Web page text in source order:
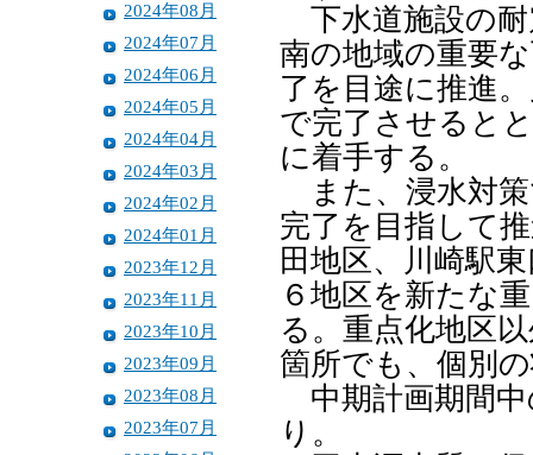
2024年08月
2024年07月
2024年06月
2024年05月
2024年04月
2024年03月
2024年02月
2024年01月
2023年12月
2023年11月
2023年10月
2023年09月
2023年08月
2023年07月
下水道施設の耐
南の地域の重要
了を目途に推進
で完了させると
に着手する。
また、浸水対策
完了を目指して
田地区、川崎駅
６地区を新たな
る。重点化地区
箇所でも、個別
中期計画期間中
り。